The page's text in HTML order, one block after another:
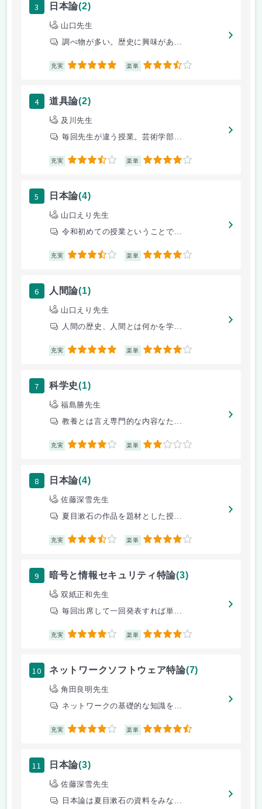
3 日本論(2)
山口先生
調べ物が多い。歴史に興味があ...
充実 5 楽単 3.5
4 道具論(2)
及川先生
毎回先生が違う授業。芸術学部...
充実 3.5 楽単 4
5 日本論(4)
山口えり先生
令和初めての授業ということで...
充実 3.5 楽単 4
6 人間論(1)
山口えり先生
人間の歴史、人間とは何かを学...
充実 5 楽単 4
7 科学史(1)
福島勝先生
教養とは言え専門的な内容なた...
充実 4 楽単 2
8 日本論(4)
佐藤深雪先生
夏目漱石の作品を題材とした授...
充実 3.5 楽単 4
9 暗号と情報セキュリティ特論(3)
双紙正和先生
毎回出席して一回発表すれば単...
充実 4 楽単 4
10 ネットワークソフトウェア特論(7)
角田良明先生
ネットワークの基礎的な知識を...
充実 4 楽単 4.5
11 日本論(3)
佐藤深雪先生
日本論は夏目漱石の資料をみな...